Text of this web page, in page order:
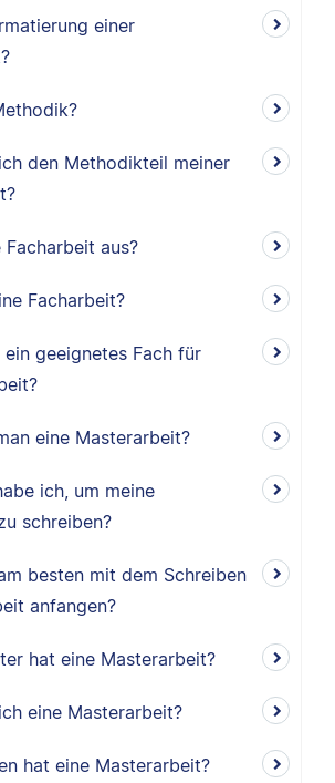
einer
den Methodikteil meiner
aus?
Facharbeit?
geeignetes Fach für
eine Masterarbeit?
ich, um meine
schreiben?
besten mit dem Schreiben
anfangen?
hat eine Masterarbeit?
eine Masterarbeit?
hat eine Masterarbeit?